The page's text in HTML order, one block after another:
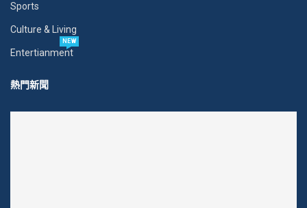
Sports
Culture & Living
Entertianment
NEW
熱門新聞